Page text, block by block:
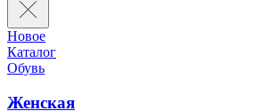
Новое
Каталог
Обувь
Женская